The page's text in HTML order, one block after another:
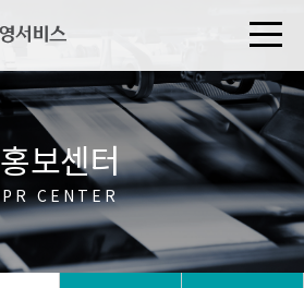
홍보센터
PR CENTER